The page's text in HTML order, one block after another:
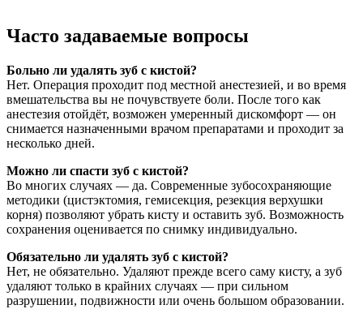
Часто задаваемые вопросы
Больно ли удалять зуб с кистой?
Нет. Операция проходит под местной анестезией, и во время
вмешательства вы не почувствуете боли. После того как
анестезия отойдёт, возможен умеренный дискомфорт — он
снимается назначенными врачом препаратами и проходит за
несколько дней.
Можно ли спасти зуб с кистой?
Во многих случаях — да. Современные зубосохраняющие
методики (цистэктомия, гемисекция, резекция верхушки
корня) позволяют убрать кисту и оставить зуб. Возможность
сохранения оценивается по снимку индивидуально.
Обязательно ли удалять зуб с кистой?
Нет, не обязательно. Удаляют прежде всего саму кисту, а зуб
удаляют только в крайних случаях — при сильном
разрушении, подвижности или очень большом образовании.